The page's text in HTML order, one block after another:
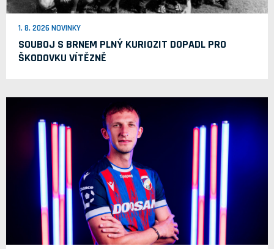
1. 8. 2026 NOVINKY
SOUBOJ S BRNEM PLNÝ KURIOZIT DOPADL PRO
ŠKODOVKU VÍTĚZNĚ